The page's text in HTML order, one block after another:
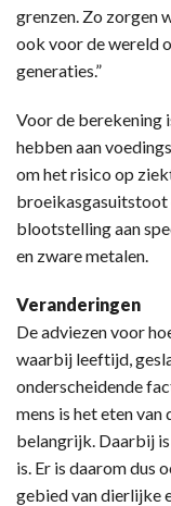
grenzen. Zo zorgen
ook voor de wereld
generaties.”
Voor de berekening
hebben aan
om het risico op
broeikasgasuitstoot
blootstelling aan
en zware metalen.
Veranderingen
De adviezen voor
waarbij leeftijd,
onderscheidende
mens is het eten
belangrijk. Daarbij
is. Er is daarom dus
gebied van dierlijke